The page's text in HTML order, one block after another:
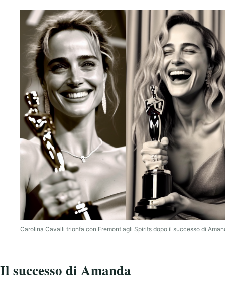
Carolina Cavalli trionfa con Fremont agli Spirits dopo il successo di
Il successo di Amanda